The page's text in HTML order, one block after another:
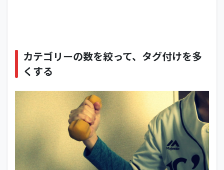
カテゴリーの数を絞って、タグ付けを多
くする